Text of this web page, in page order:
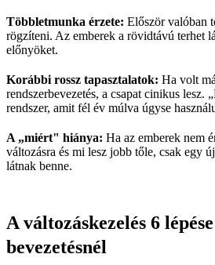
Többletmunka érzete: Először valóban
rögzíteni. Az emberek a rövidtávú terhet
előnyöket.
Korábbi rossz tapasztalatok: Ha volt
rendszerbevezetés, a csapat cinikus lesz.
rendszer, amit fél év múlva úgyse
A „miért" hiánya: Ha az emberek nem
változásra és mi lesz jobb tőle, csak egy
látnak benne.
A változáskezelés 6
bevezetésnél